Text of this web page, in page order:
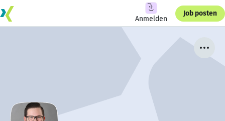
Anmelden
Job posten